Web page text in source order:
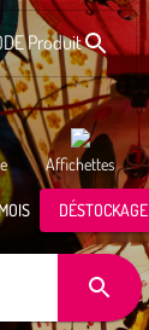
Produit
Affichettes
DÉSTOCKAGE